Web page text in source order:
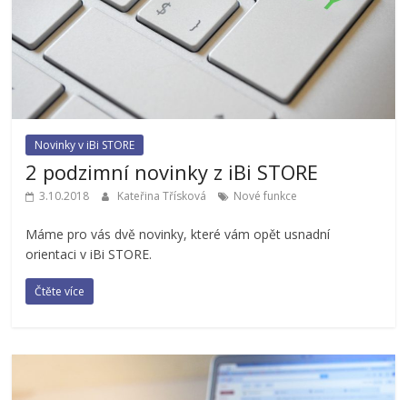
Novinky v iBi STORE
2 podzimní novinky z iBi STORE
3.10.2018 Kateřina Třísková Nové funkce
Máme pro vás dvě novinky, které vám opět usnadní
orientaci v iBi STORE.
Čtěte více